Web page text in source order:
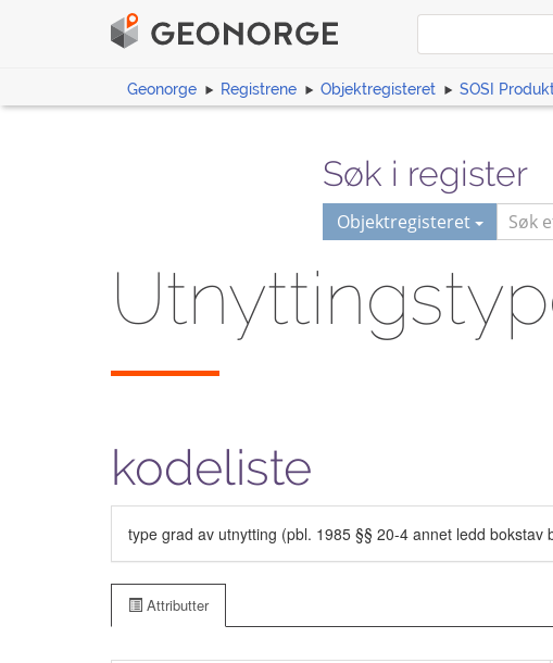
Geonorge Registrene Objektregisteret SOSI
Søk i register
Objektregisteret
kodeliste
type grad av utnytting (pbl. 1985 §§ 20-4 annet ledd
Attributter